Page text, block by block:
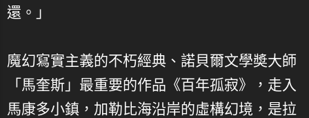
還。」
魔幻寫實主義的不朽經典、諾貝爾文學奬大師
「馬奎斯」最重要的作品《百年孤寂》，走入
馬康多小鎮，加勒比海沿岸的虛構幻境，是拉